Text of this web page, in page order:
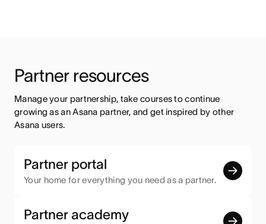
Partner resources
Manage your partnership, take courses to continue
growing as an Asana partner, and get inspired by other
Asana users.
Partner portal
Your home for everything you need as a partner.
Partner academy